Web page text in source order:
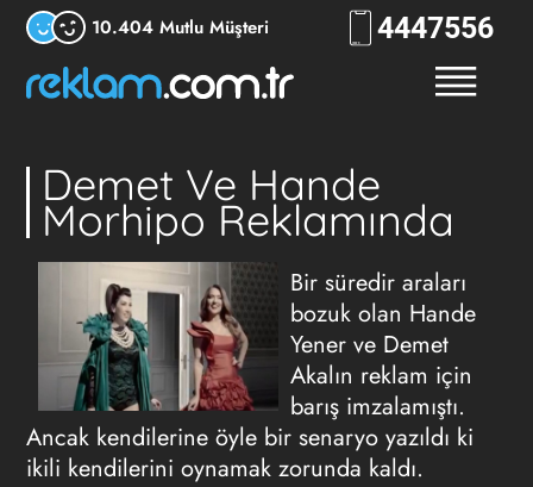
10.404 Mutlu Müşteri 4447556
Demet Ve Hande
Morhipo Reklamında
Bir süredir araları
bozuk olan Hande
Yener ve Demet
Akalın reklam için
barış imzalamıştı.
Ancak kendilerine öyle bir senaryo yazıldı ki
ikili kendilerini oynamak zorunda kaldı.